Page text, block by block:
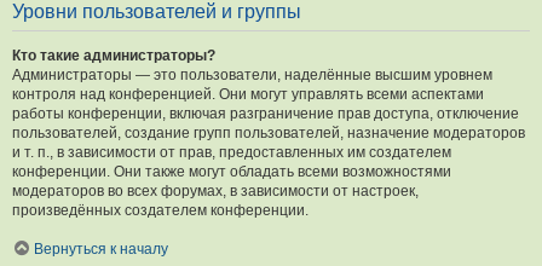
Уровни пользователей и группы
Кто такие администраторы?
Администраторы — это пользователи, наделённые высшим уровнем
контроля над конференцией. Они могут управлять всеми аспектами
работы конференции, включая разграничение прав доступа, отключение
пользователей, создание групп пользователей, назначение модераторов
и т. п., в зависимости от прав, предоставленных им создателем
конференции. Они также могут обладать всеми возможностями
модераторов во всех форумах, в зависимости от настроек,
произведённых создателем конференции.
Вернуться к началу